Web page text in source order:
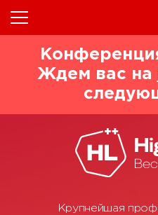
Ждем вас на
Крупнейшая